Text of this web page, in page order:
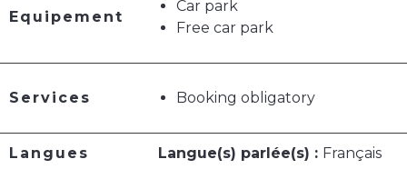
Equipement
Car park
Free car park
Services Booking obligatory
Langues Langue(s) parlée(s) : Français